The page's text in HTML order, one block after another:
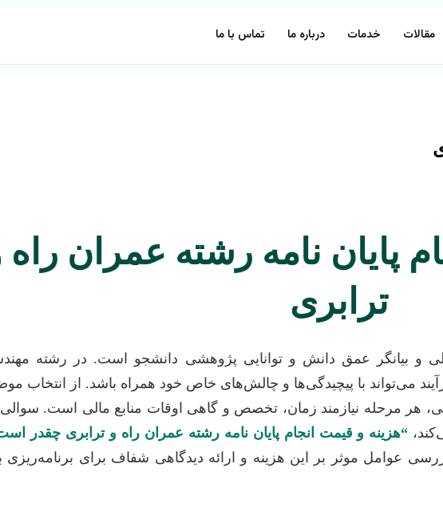
مقالات خدمات درباره ما تماس با ما
پایان نامه رشته عمران راه
ترابری
و بیانگر عمق دانش و توانایی پژوهشی دانشجو است. در رشته
می‌تواند با پیچیدگی‌ها و چالش‌های خاص خود همراه باشد. از انتخاب
هر مرحله نیازمند زمان، تخصص و گاهی اوقات منابع مالی است.
“هزینه و قیمت انجام پایان نامه رشته عمران راه و ترابری چقدر
عوامل موثر بر این هزینه و ارائه دیدگاهی شفاف برای برنامه‌ریزی